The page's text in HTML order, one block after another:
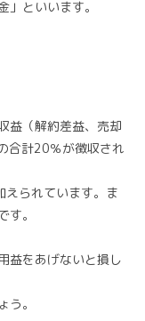
」といいます。
益（解約差益、売却
合計20％が徴収され
られています。ま
。
益をあげないと損し
。